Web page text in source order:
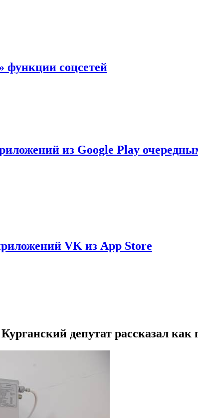
функции соцсетей
из Google Play
VK из App Store
депутат рассказал как